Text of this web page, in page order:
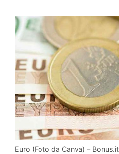
Euro (Foto da Canva) – Bonus.it